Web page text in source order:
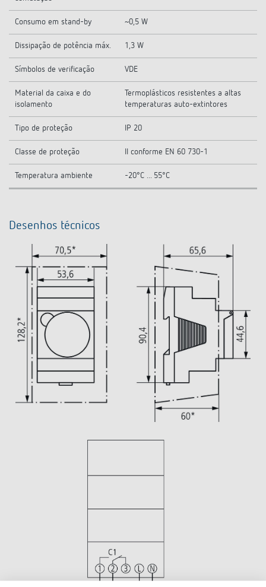
Consumo em stand-by ~0,5 W
Dissipação de potência máx. 1,3 W
Símbolos de verificação VDE
Material da caixa e do
isolamento
Termoplásticos resistentes a altas
temperaturas auto-extintores
Tipo de proteção IP 20
Classe de proteção II conforme EN 60 730-1
Temperatura ambiente -20°C ... 55°C
Desenhos técnicos